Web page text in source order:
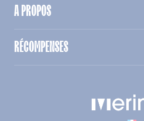
A PROPOS
RÉCOMPENSES